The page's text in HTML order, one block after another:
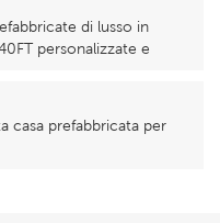
di lusso in
personalizzate e
casa prefabbricata per